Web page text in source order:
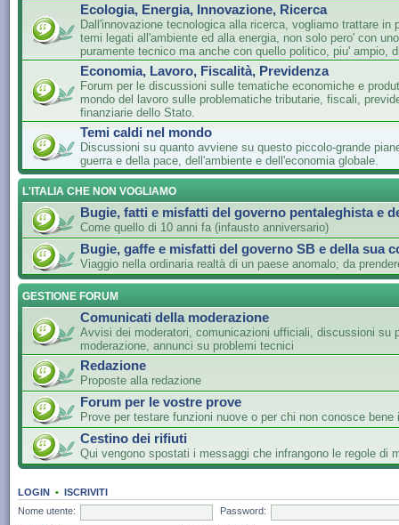
Ecologia, Energia, Innovazione, Ricerca
Dall'innovazione tecnologica alla ricerca, vogliamo trattare in
temi legati all'ambiente ed alla energia, non solo pero' con
puramente tecnico ma anche con quello politico, piu' ampio,
Economia, Lavoro, Fiscalità, Previdenza
Forum per le discussioni sulle tematiche economiche e
mondo del lavoro sulle problematiche tributarie, fiscali,
finanziarie dello Stato.
Temi caldi nel mondo
Discussioni su quanto avviene su questo piccolo-grande
guerra e della pace, dell'ambiente e dell'economia globale.
L'ITALIA CHE NON VOGLIAMO
Bugie, fatti e misfatti del governo pentaleghista e
Come quello di 10 anni fa (infausto anniversario)
Bugie, gaffe e misfatti del governo SB e della sua
Viaggio nella ordinaria realtà di un paese anomalo; da
GESTIONE FORUM
Comunicati della moderazione
Avvisi dei moderatori, comunicazioni ufficiali, discussioni su
moderazione, annunci su problemi tecnici
Redazione
Proposte alla redazione
Forum per le vostre prove
Prove per testare funzioni nuove o per chi non conosce bene
Cestino dei rifiuti
Qui vengono spostati i messaggi che infrangono le regole di
LOGIN • ISCRIVITI
Nome utente:
Password: